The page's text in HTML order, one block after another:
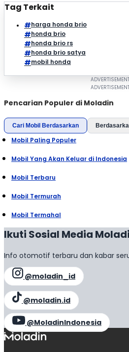
Tag Terkait
harga honda brio
honda brio
honda brio rs
honda brio satya
mobil honda
Pencarian Populer di Moladin
Cari Mobil Berdasarkan
Mobil Paling Populer
Mobil Yang Akan Keluar di Indonesia
Mobil Terbaru
Mobil Termurah
Mobil Termahal
Ikuti Sosial Media
Info otomotif terbaru dan kabar
@moladin_id
@moladin.id
@MoladinIndonesia